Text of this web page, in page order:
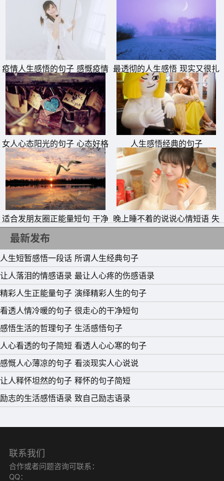
11、有些事，不经意也会想起;有些回忆，白发苍苍也无法
忘记;有些伤口，别人永远看不见，因为它就在你的心里深
藏。
12、洗衣机式恋爱，先泡着你、缠着你、围着你转，如胶似
漆的纠缠在一起，再把你榨干，然后就把你甩在一边，晾
起。
13、人生就象高速行驶的列车，初恋正如路边美丽的风景。
我们可以坐在车上静静的欣赏它，却不能跳下车去流连忘
返。毕竟，终点站才是。
14、人生的道路上，有些事只能自己面对，我很想依赖，但
我必须坚强。
15、生活，总有太多的无可奈何，只要适合自己就好，走在
独属自己的路上，做自己想做的事，努力向前，总有一天会
迎来掌声。
朋友圈晒女儿的精美句子
疫情人生感悟的句子 感慨疫情
的说说
最透彻的人生感悟 现实又很扎
心的句子
女人心态阳光的句子 心态好格
局大的句子
人生感悟经典的句子
适合发朋友圈正能量短句 干净
励志短句
晚上睡不着的说说心情短语 失
眠感悟人生的句子
最新发布
人生短暂感悟一段话 所谓人生经典句子
让人落泪的情感语录 最让人心疼的伤感语录
精彩人生正能量句子 演绎精彩人生的句子
看透人情冷暖的句子 很走心的干净短句
感悟生活的哲理句子 生活感悟句子
人心看透的句子简短 看透人心心寒的句子
感慨人心薄凉的句子 看淡现实人心说说
让人释怀坦然的句子 释怀的句子简短
励志的生活感悟语录 致自己励志语录
联系我们
合作或者问题咨询可联系：
QQ：